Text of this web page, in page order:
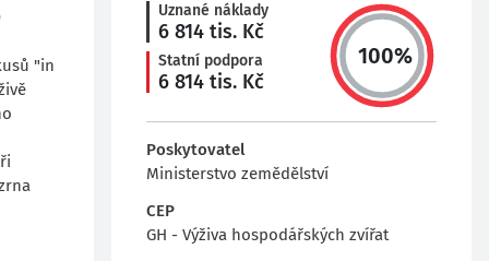
"in
Uznané náklady
6 814 tis. Kč
Statní podpora
6 814 tis. Kč
100%
Poskytovatel
Ministerstvo zemědělství
CEP
GH - Výživa hospodářských zvířat